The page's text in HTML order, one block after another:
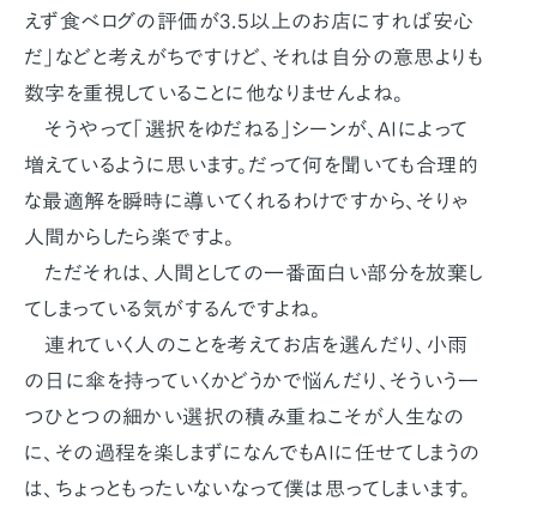
えず食べログの評価が3.5以上のお店にすれば安心
だ」などと考えがちですけど、それは自分の意思よりも
数字を重視していることに他なりませんよね。
そうやって「選択をゆだねる」シーンが、AIによって
増えているように思います。だって何を聞いても合理的
な最適解を瞬時に導いてくれるわけですから、そりゃ
人間からしたら楽ですよ。
ただそれは、人間としての一番面白い部分を放棄し
てしまっている気がするんですよね。
連れていく人のことを考えてお店を選んだり、小雨
の日に傘を持っていくかどうかで悩んだり、そういう一
つひとつの細かい選択の積み重ねこそが人生なの
に、その過程を楽しまずになんでもAIに任せてしまうの
は、ちょっともったいないなって僕は思ってしまいます。